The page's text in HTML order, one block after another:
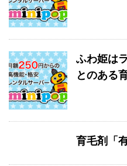
ふわ姫は
とのある
育毛剤「